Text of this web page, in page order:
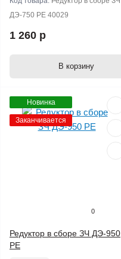
ДЭ-750 РЕ 40029
1 260 р
В корзину
Новинка
Заканчивается
0
Редуктор в сборе ЗЧ ДЭ-950
РЕ